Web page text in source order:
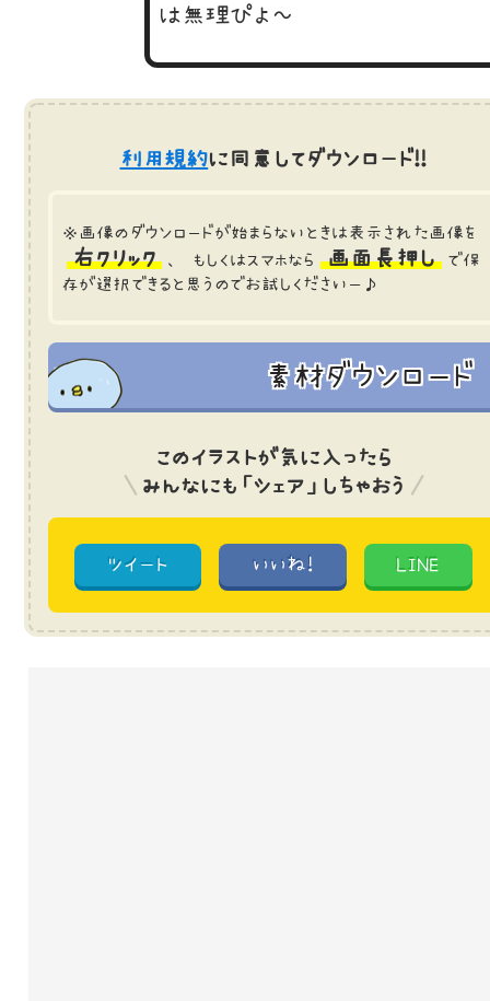
は無理ぴよ～
利用規約に同意してダウンロード!!
※画像のダウンロードが始まらないときは表示された画像を
右クリック 、 もしくはスマホなら 画面長押し
で保
存が選択できると思うのでお試しくださいー♪
素材ダウンロード
このイラストが気に入ったら
みんなにも「シェア」しちゃおう
ツイート いいね! LINE